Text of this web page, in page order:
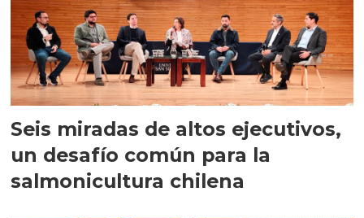
Seis miradas de altos ejecutivos,
un desafío común para la
salmonicultura chilena